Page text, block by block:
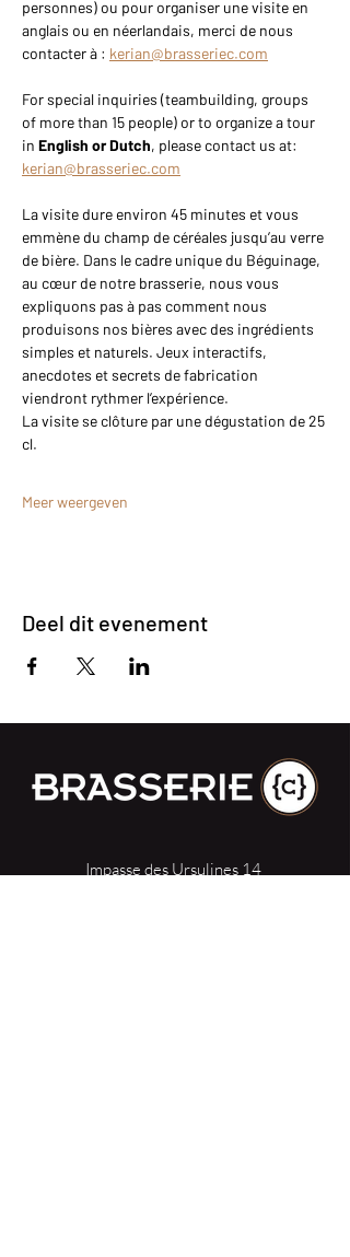
personnes) ou pour organiser une visite en
anglais ou en néerlandais, merci de nous
contacter à : kerian@brasseriec.com
For special inquiries (teambuilding, groups
of more than 15 people) or to organize a tour
in English or Dutch, please contact us at:
kerian@brasseriec.com
La visite dure environ 45 minutes et vous
emmène du champ de céréales jusqu’au verre
de bière. Dans le cadre unique du Béguinage,
au cœur de notre brasserie, nous vous
expliquons pas à pas comment nous
produisons nos bières avec des ingrédients
simples et naturels. Jeux interactifs,
anecdotes et secrets de fabrication
viendront rythmer l’expérience.
La visite se clôture par une dégustation de 25
cl.
Meer weergeven
Deel dit evenement
Impasse des Ursulines 14